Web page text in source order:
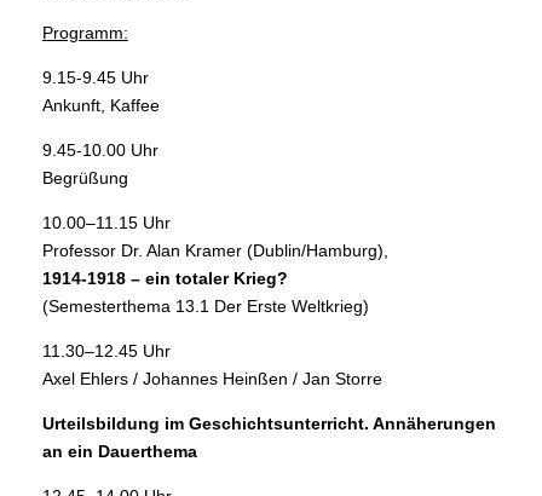
Programm:
9.15-9.45 Uhr
Ankunft, Kaffee
9.45-10.00 Uhr
Begrüßung
10.00–11.15 Uhr
Professor Dr. Alan Kramer (Dublin/Hamburg),
1914-1918 – ein totaler Krieg?
(Semesterthema 13.1 Der Erste Weltkrieg)
11.30–12.45 Uhr
Axel Ehlers / Johannes Heinßen / Jan Storre
Urteilsbildung im Geschichtsunterricht. Annäherungen
an ein Dauerthema